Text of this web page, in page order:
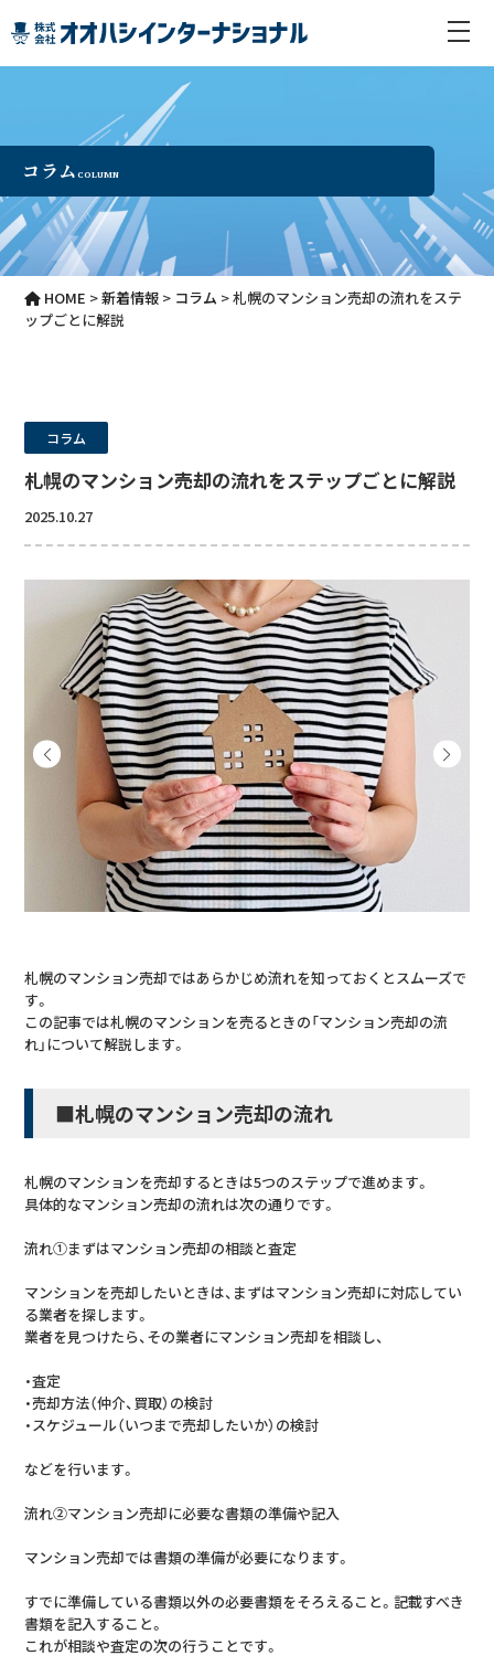
コラム COLUMN
HOME >新着情報 > コラム >札幌のマンション売却の流れをステ
ップごとに解説
コラム
札幌のマンション売却の流れをステップごとに解説
2025.10.27
札幌のマンション売却ではあらかじめ流れを知っておくとスムーズで
す。
この記事では札幌のマンションを売るときの「マンション売却の流
れ」について解説します。
■札幌のマンション売却の流れ
札幌のマンションを売却するときは5つのステップで進めます。
具体的なマンション売却の流れは次の通りです。
流れ①まずはマンション売却の相談と査定
マンションを売却したいときは、まずはマンション売却に対応してい
る業者を探します。
業者を見つけたら、その業者にマンション売却を相談し、
・査定
・売却方法（仲介、買取）の検討
・スケジュール（いつまで売却したいか）の検討
などを行います。
流れ②マンション売却に必要な書類の準備や記入
マンション売却では書類の準備が必要になります。
すでに準備している書類以外の必要書類をそろえること。記載すべき
書類を記入すること。
これが相談や査定の次の行うことです。